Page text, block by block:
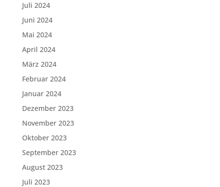
Juli 2024
Juni 2024
Mai 2024
April 2024
März 2024
Februar 2024
Januar 2024
Dezember 2023
November 2023
Oktober 2023
September 2023
August 2023
Juli 2023